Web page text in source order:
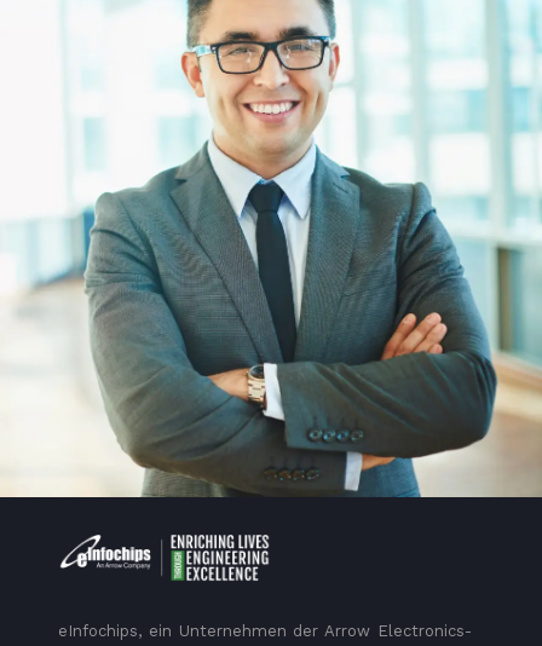
eInfochips, ein Unternehmen der Arrow Electronics-